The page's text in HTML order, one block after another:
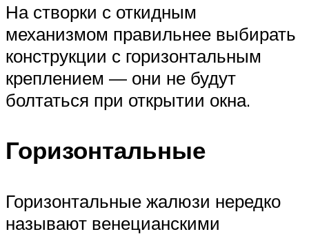
На створки с откидным
механизмом правильнее выбирать
конструкции с горизонтальным
креплением — они не будут
болтаться при открытии окна.
Горизонтальные
Горизонтальные жалюзи нередко
называют венецианскими